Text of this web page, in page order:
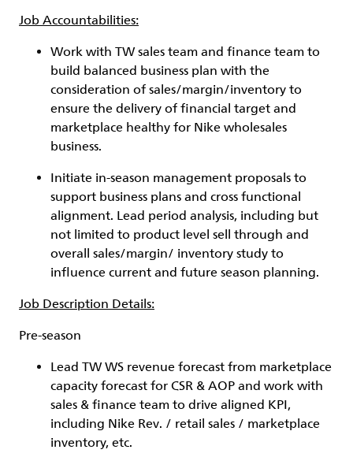
Job Accountabilities:
Work with TW sales team and finance team to
build balanced business plan with the
consideration of sales/margin/inventory to
ensure the delivery of financial target and
marketplace healthy for Nike wholesales
business.
Initiate in-season management proposals to
support business plans and cross functional
alignment. Lead period analysis, including but
not limited to product level sell through and
overall sales/margin/ inventory study to
influence current and future season planning.
Job Description Details:
Pre-season
Lead TW WS revenue forecast from marketplace
capacity forecast for CSR & AOP and work with
sales & finance team to drive aligned KPI,
including Nike Rev. / retail sales / marketplace
inventory, etc.